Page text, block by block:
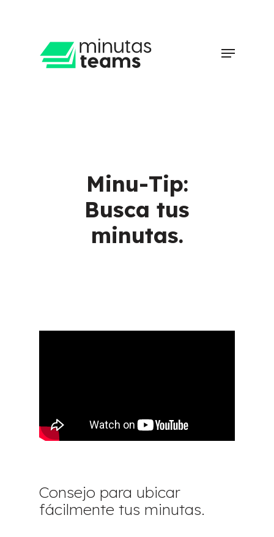
content
Menu
Minu-Tip:
Busca tus
minutas.
Consejo para ubicar
fácilmente tus minutas.